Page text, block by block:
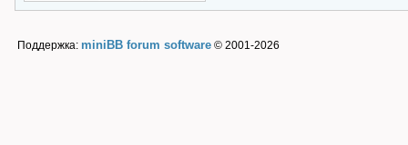
Поддержка: miniBB forum software © 2001-2026